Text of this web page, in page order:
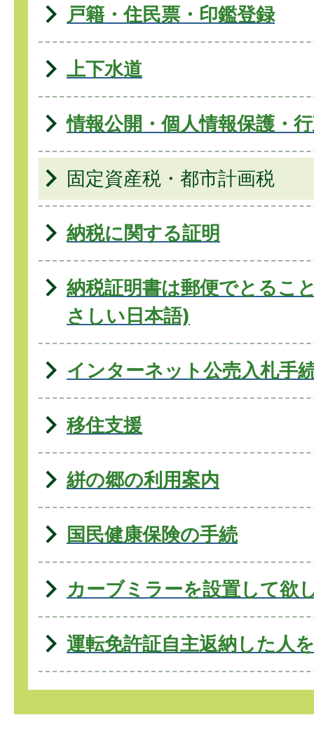
戸籍・住民票・印鑑登録
上下水道
情報公開・個人情報保護・
固定資産税・都市計画税
納税に関する証明
納税証明書は郵便でとるこ
さしい日本語)
インターネット公売入札手
移住支援
絣の郷の利用案内
国民健康保険の手続
カーブミラーを設置して欲
運転免許証自主返納した人